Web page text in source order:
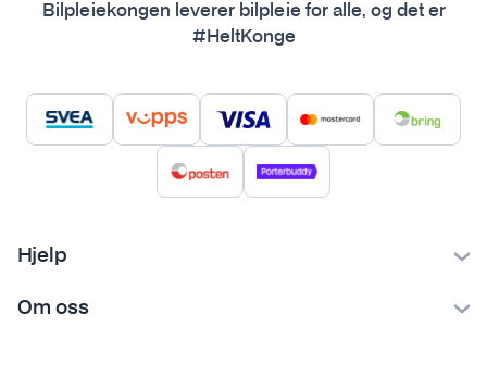
Bilpleiekongen leverer bilpleie for alle, og det er
#HeltKonge
Hjelp
Ofte stilte spørsmål
Om oss